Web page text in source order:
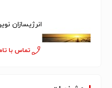
انرژیسازان
تماس با